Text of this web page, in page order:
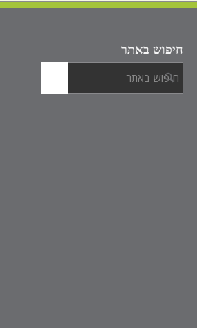
חיפוש באתר